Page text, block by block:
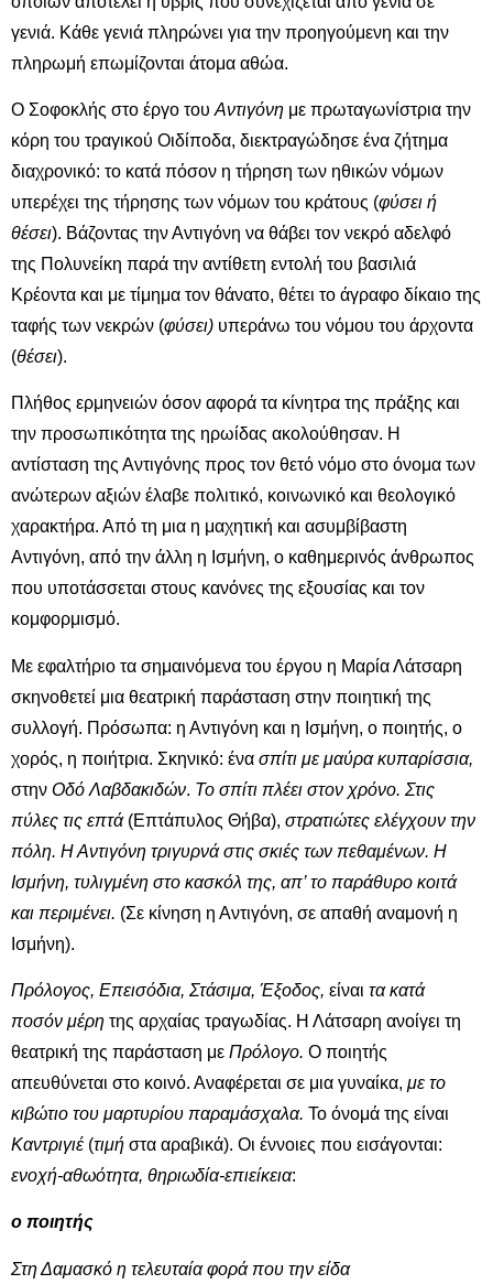
γενιά. Κάθε γενιά πληρώνει για την προηγούμενη και την
πληρωμή επωμίζονται άτομα αθώα.
Ο Σοφοκλής στο έργο του Αντιγόνη με πρωταγωνίστρια την
κόρη του τραγικού Οιδίποδα, διεκτραγώδησε ένα ζήτημα
διαχρονικό: το κατά πόσον η τήρηση των ηθικών νόμων
υπερέχει της τήρησης των νόμων του κράτους (φύσει ή
θέσει). Βάζοντας την Αντιγόνη να θάβει τον νεκρό αδελφό
της Πολυνείκη παρά την αντίθετη εντολή του βασιλιά
Κρέοντα και με τίμημα τον θάνατο, θέτει το άγραφο δίκαιο της
ταφής των νεκρών (φύσει) υπεράνω του νόμου του άρχοντα
(θέσει).
Πλήθος ερμηνειών όσον αφορά τα κίνητρα της πράξης και
την προσωπικότητα της ηρωίδας ακολούθησαν. Η
αντίσταση της Αντιγόνης προς τον θετό νόμο στο όνομα των
ανώτερων αξιών έλαβε πολιτικό, κοινωνικό και θεολογικό
χαρακτήρα. Από τη μια η μαχητική και ασυμβίβαστη
Αντιγόνη, από την άλλη η Ισμήνη, ο καθημερινός άνθρωπος
που υποτάσσεται στους κανόνες της εξουσίας και τον
κομφορμισμό.
Με εφαλτήριο τα σημαινόμενα του έργου η Μαρία Λάτσαρη
σκηνοθετεί μια θεατρική παράσταση στην ποιητική της
συλλογή. Πρόσωπα: η Αντιγόνη και η Ισμήνη, ο ποιητής, ο
χορός, η ποιήτρια. Σκηνικό: ένα σπίτι με μαύρα κυπαρίσσια,
στην Οδό Λαβδακιδών. Το σπίτι πλέει στον χρόνο. Στις
πύλες τις επτά (Επτάπυλος Θήβα), στρατιώτες ελέγχουν την
πόλη. Η Αντιγόνη τριγυρνά στις σκιές των πεθαμένων. Η
Ισμήνη, τυλιγμένη στο κασκόλ της, απ’ το παράθυρο κοιτά
και περιμένει. (Σε κίνηση η Αντιγόνη, σε απαθή αναμονή η
Ισμήνη).
Πρόλογος, Επεισόδια, Στάσιμα, Έξοδος, είναι τα κατά
ποσόν μέρη της αρχαίας τραγωδίας. Η Λάτσαρη ανοίγει τη
θεατρική της παράσταση με Πρόλογο. Ο ποιητής
απευθύνεται στο κοινό. Αναφέρεται σε μια γυναίκα, με το
κιβώτιο του μαρτυρίου παραμάσχαλα. Το όνομά της είναι
Καντριγιέ (τιμή στα αραβικά). Οι έννοιες που εισάγονται:
ενοχή-αθωότητα, θηριωδία-επιείκεια:
ο ποιητής
Στη Δαμασκό η τελευταία φορά που την είδα